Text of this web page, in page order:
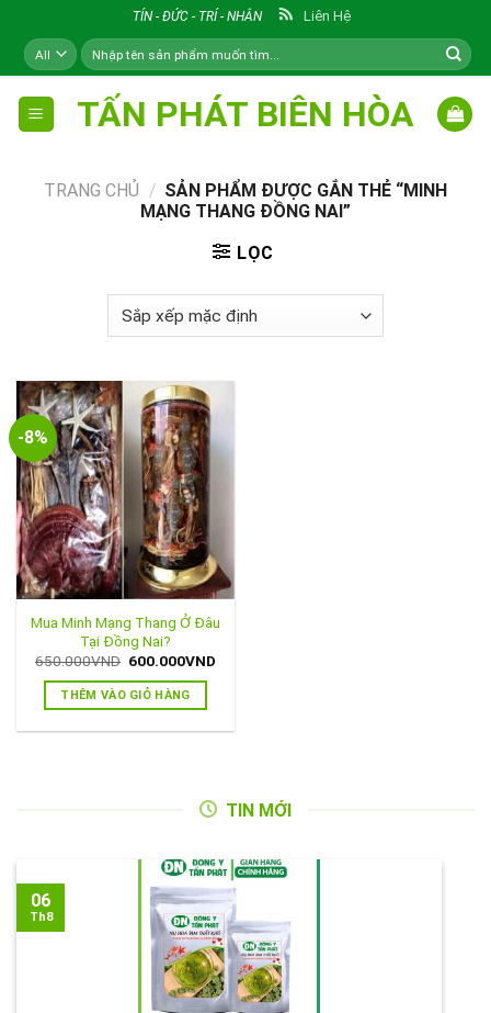
content
TÍN - ĐỨC - TRÍ - NHÂN Liên Hệ
Tìm
kiếm:
TẤN PHÁT BIÊN HÒA
TRANG CHỦ / SẢN PHẨM ĐƯỢC GẮN THẺ “MINH
MẠNG THANG ĐỒNG NAI”
LỌC
-8%
Mua Minh Mạng Thang Ở Đâu
Tại Đồng Nai?
650.000VND Giá
là:
650.000VND.
600.000VND
THÊM VÀO GIỎ HÀNG
TIN MỚI
06
Th8